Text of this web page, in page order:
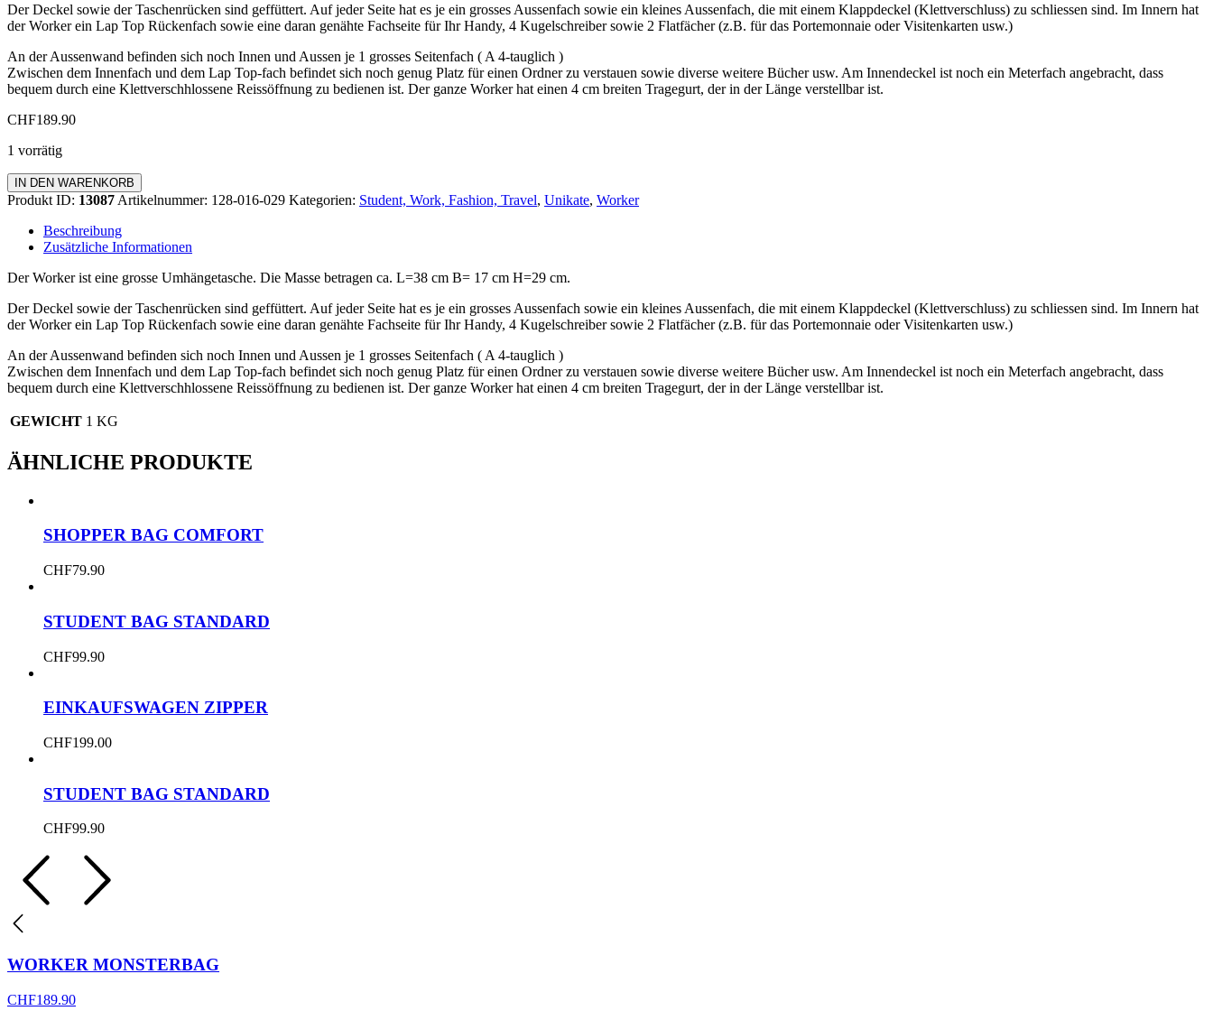
Der Deckel sowie der Taschenrücken sind geffüttert. Auf jeder Seite hat es je ein grosses Aussenfach sowie ein kleines Aussenfach, die mit einem Klappdeckel (Klettverschluss) zu schliessen sind. Im Innern hat
der Worker ein Lap Top Rückenfach sowie eine daran genähte Fachseite für Ihr Handy, 4 Kugelschreiber sowie 2 Flatfächer (z.B. für das Portemonnaie oder Visitenkarten usw.)
An der Aussenwand befinden sich noch Innen und Aussen je 1 grosses Seitenfach ( A 4-tauglich )
Zwischen dem Innenfach und dem Lap Top-fach befindet sich noch genug Platz für einen Ordner zu verstauen sowie diverse weitere Bücher usw. Am Innendeckel ist noch ein Meterfach angebracht, dass
bequem durch eine Klettverschhlossene Reissöffnung zu bedienen ist. Der ganze Worker hat einen 4 cm breiten Tragegurt, der in der Länge verstellbar ist.
CHF189.90
1 vorrätig
Worker
Monsterbag
IN DEN WARENKORB
Produkt ID: 13087 Artikelnummer: 128-016-029 Kategorien: Student, Work, Fashion, Travel, Unikate, Worker
Beschreibung
Zusätzliche Informationen
Der Worker ist eine grosse Umhängetasche. Die Masse betragen ca. L=38 cm B= 17 cm H=29 cm.
Der Deckel sowie der Taschenrücken sind geffüttert. Auf jeder Seite hat es je ein grosses Aussenfach sowie ein kleines Aussenfach, die mit einem Klappdeckel (Klettverschluss) zu schliessen sind. Im Innern hat
der Worker ein Lap Top Rückenfach sowie eine daran genähte Fachseite für Ihr Handy, 4 Kugelschreiber sowie 2 Flatfächer (z.B. für das Portemonnaie oder Visitenkarten usw.)
An der Aussenwand befinden sich noch Innen und Aussen je 1 grosses Seitenfach ( A 4-tauglich )
Zwischen dem Innenfach und dem Lap Top-fach befindet sich noch genug Platz für einen Ordner zu verstauen sowie diverse weitere Bücher usw. Am Innendeckel ist noch ein Meterfach angebracht, dass
bequem durch eine Klettverschhlossene Reissöffnung zu bedienen ist. Der ganze Worker hat einen 4 cm breiten Tragegurt, der in der Länge verstellbar ist.
GEWICHT 1 KG
ÄHNLICHE PRODUKTE
SHOPPER BAG COMFORT
CHF79.90
STUDENT BAG STANDARD
CHF99.90
EINKAUFSWAGEN ZIPPER
CHF199.00
STUDENT BAG STANDARD
CHF99.90
WORKER MONSTERBAG
CHF189.90